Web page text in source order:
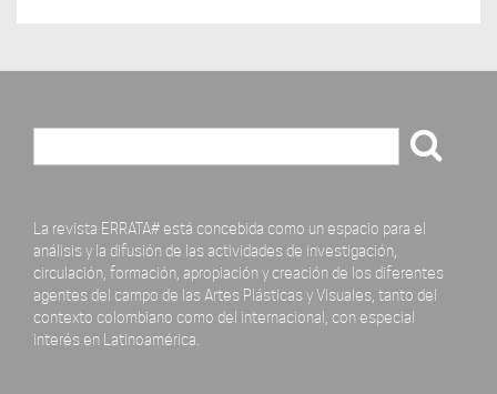
La revista ERRATA# está concebida como un espacio para el
análisis y la difusión de las actividades de investigación,
circulación, formación, apropiación y creación de los diferentes
agentes del campo de las Artes Plásticas y Visuales, tanto del
contexto colombiano como del internacional, con especial
interés en Latinoamérica.